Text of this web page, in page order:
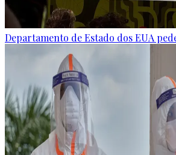
Departamento de Estado dos EUA